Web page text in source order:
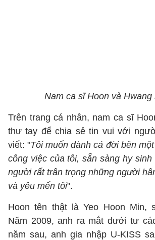
Nam ca sĩ Hoon và Hwang
Trên trang cá nhân, nam ca sĩ
thư tay để chia sẻ tin vui với
viết: "Tôi muốn dành cả đời bên
công việc của tôi, sẵn sàng hy
người rất trân trọng những người
và yêu mến tôi".
Hoon tên thật là Yeo Hoon Min,
Năm 2009, anh ra mắt dưới tư
năm sau, anh gia nhập U-KISS